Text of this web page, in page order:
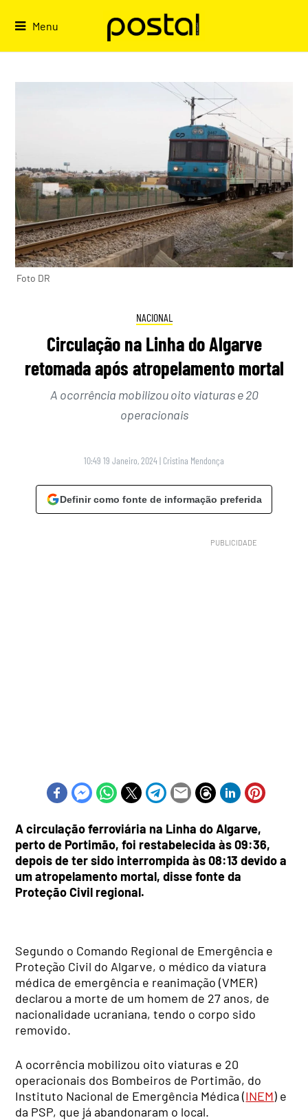
Menu
Foto DR
NACIONAL
Circulação na Linha do Algarve
retomada após atropelamento mortal
A ocorrência mobilizou oito viaturas e 20
operacionais
10:49 19 Janeiro, 2024| Cristina Mendonça
Definir como fonte de informação preferida
A circulação ferroviária na Linha do Algarve,
perto de Portimão, foi restabelecida às 09:36,
depois de ter sido interrompida às 08:13 devido a
um atropelamento mortal, disse fonte da
Proteção Civil regional.
Segundo o Comando Regional de Emergência e
Proteção Civil do Algarve, o médico da viatura
médica de emergência e reanimação (VMER)
declarou a morte de um homem de 27 anos, de
nacionalidade ucraniana, tendo o corpo sido
removido.
A ocorrência mobilizou oito viaturas e 20
operacionais dos Bombeiros de Portimão, do
Instituto Nacional de Emergência Médica (INEM) e
da PSP, que já abandonaram o local.